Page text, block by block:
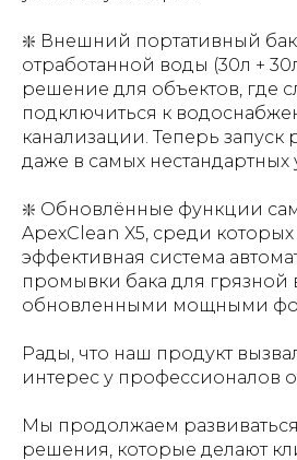
❇️ Внешний портативный бак
отработанной воды (30л +
решение для объектов, где
подключиться к
канализации. Теперь запуск
даже в самых нестандартных
❇️ Обновлённые функции
ApexClean X5, среди
эффективная система
промывки бака для грязной
обновленными мощными
Рады, что наш продукт
интерес у профессионалов
Мы продолжаем развиваться
решения, которые делают